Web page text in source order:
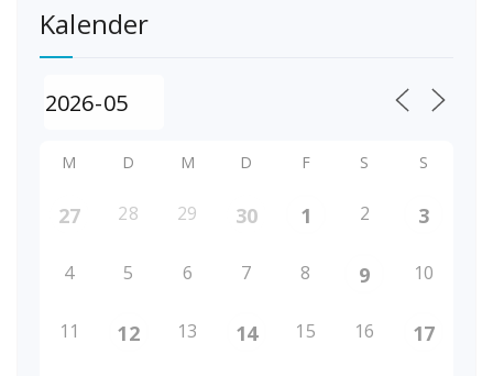
Kalender
M D M D F S S
27 28 29 30 1 2 3
4 5 6 7 8 9 10
11 12 13 14 15 16 17